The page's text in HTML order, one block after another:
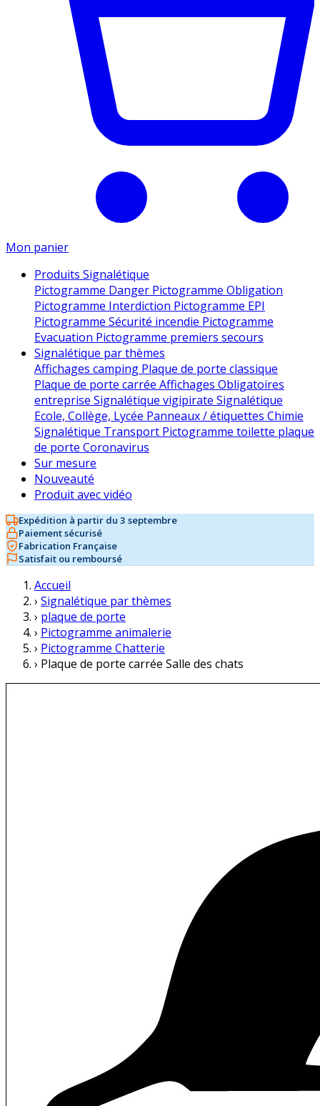
Mon panier
Produits Signalétique
Pictogramme Danger Pictogramme Obligation
Pictogramme Interdiction Pictogramme EPI
Pictogramme Sécurité incendie Pictogramme
Evacuation Pictogramme premiers secours
Signalétique par thèmes
Affichages camping Plaque de porte classique
Plaque de porte carrée Affichages Obligatoires
entreprise Signalétique vigipirate Signalétique
Ecole, Collège, Lycée Panneaux / étiquettes Chimie
Signalétique Transport Pictogramme toilette plaque
de porte Coronavirus
Sur mesure
Nouveauté
Produit avec vidéo
Expédition à partir du 3 septembre
Paiement sécurisé
Fabrication Française
Satisfait ou remboursé
Accueil
› Signalétique par thèmes
› plaque de porte
› Pictogramme animalerie
› Pictogramme Chatterie
› Plaque de porte carrée Salle des chats